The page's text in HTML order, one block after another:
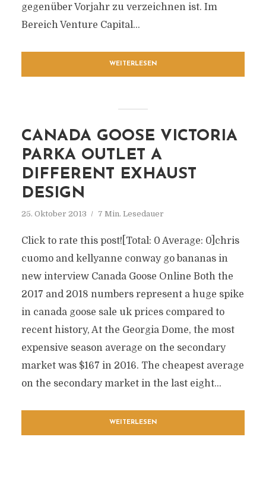
gegenüber Vorjahr zu verzeichnen ist. Im
Bereich Venture Capital...
WEITERLESEN
CANADA GOOSE VICTORIA
PARKA OUTLET A
DIFFERENT EXHAUST
DESIGN
25. Oktober 2013 7 Min. Lesedauer
Click to rate this post![Total: 0 Average: 0]chris
cuomo and kellyanne conway go bananas in
new interview Canada Goose Online Both the
2017 and 2018 numbers represent a huge spike
in canada goose sale uk prices compared to
recent history, At the Georgia Dome, the most
expensive season average on the secondary
market was $167 in 2016. The cheapest average
on the secondary market in the last eight...
WEITERLESEN